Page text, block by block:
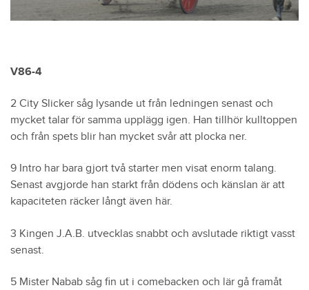
V86-4
2 City Slicker såg lysande ut från ledningen senast och
mycket talar för samma upplägg igen. Han tillhör kulltoppen
och från spets blir han mycket svår att plocka ner.
9 Intro har bara gjort två starter men visat enorm talang.
Senast avgjorde han starkt från dödens och känslan är att
kapaciteten räcker långt även här.
3 Kingen J.A.B. utvecklas snabbt och avslutade riktigt vasst
senast.
5 Mister Nabab såg fin ut i comebacken och lär gå framåt